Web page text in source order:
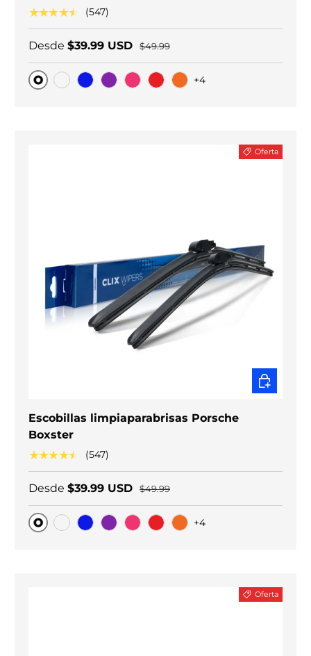
★★★★★ (547)
Desde $39.99 USD $49.99
Original
+4
Oferta
Escobillas limpiaparabrisas Porsche
Boxster
★★★★★ (547)
Desde $39.99 USD $49.99
Original
+4
ELEGIR
Oferta